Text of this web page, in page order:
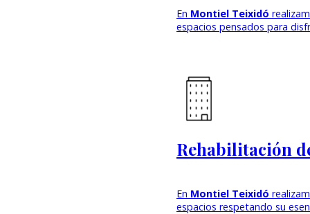
En Montiel Teixidó
espacios pensados para
Rehabilitación
En Montiel Teixidó
espacios respetando su